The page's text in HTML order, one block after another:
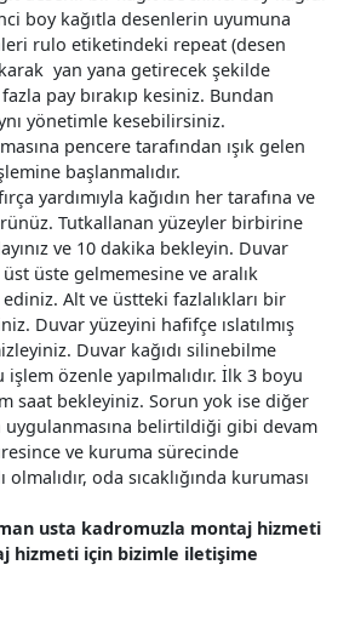
boy kağıtla desenlerin uyumuna
rulo etiketindeki repeat (desen
yan yana getirecek şekilde
fazla pay bırakıp kesiniz. Bundan
yönetimle kesebilirsiniz.
pencere tarafından ışık gelen
başlanmalıdır.
yardımıyla kağıdın her tarafına ve
Tutkallanan yüzeyler birbirine
ve 10 dakika bekleyin. Duvar
üst üste gelmemesine ve aralık
Alt ve üstteki fazlalıkları bir
Duvar yüzeyini hafifçe ıslatılmış
Duvar kağıdı silinebilme
özenle yapılmalıdır. İlk 3 boyu
saat bekleyiniz. Sorun yok ise diğer
uygulanmasına belirtildiği gibi devam
ve kuruma sürecinde
oda sıcaklığında kuruması
usta kadromuzla montaj hizmeti
hizmeti için bizimle iletişime